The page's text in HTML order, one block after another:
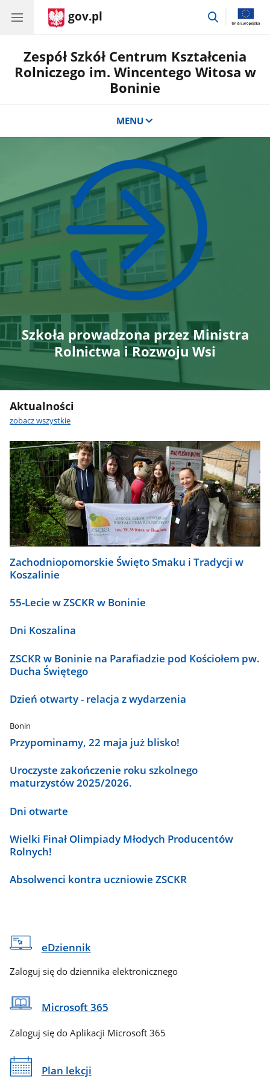
gov.pl
przejdź
Zespół Szkół Centrum Kształcenia
Rolniczego im. Wincentego Witosa w
Boninie
MENU
Szkoła prowadzona przez Ministra
Rolnictwa i Rozwoju Wsi
Aktualności
zobacz wszystkie
Zachodniopomorskie Święto Smaku i Tradycji w
Koszalinie
55-Lecie w ZSCKR w Boninie
Dni Koszalina
ZSCKR w Boninie na Parafiadzie pod Kościołem pw.
Ducha Świętego
Dzień otwarty - relacja z wydarzenia
Bonin
Przypominamy, 22 maja już blisko!
Uroczyste zakończenie roku szkolnego
maturzystów 2025/2026.
Dni otwarte
Wielki Finał Olimpiady Młodych Producentów
Rolnych!
Absolwenci kontra uczniowie ZSCKR
eDziennik
Zaloguj się do dziennika elektronicznego
Microsoft 365
Zaloguj się do Aplikacji Microsoft 365
Plan lekcji